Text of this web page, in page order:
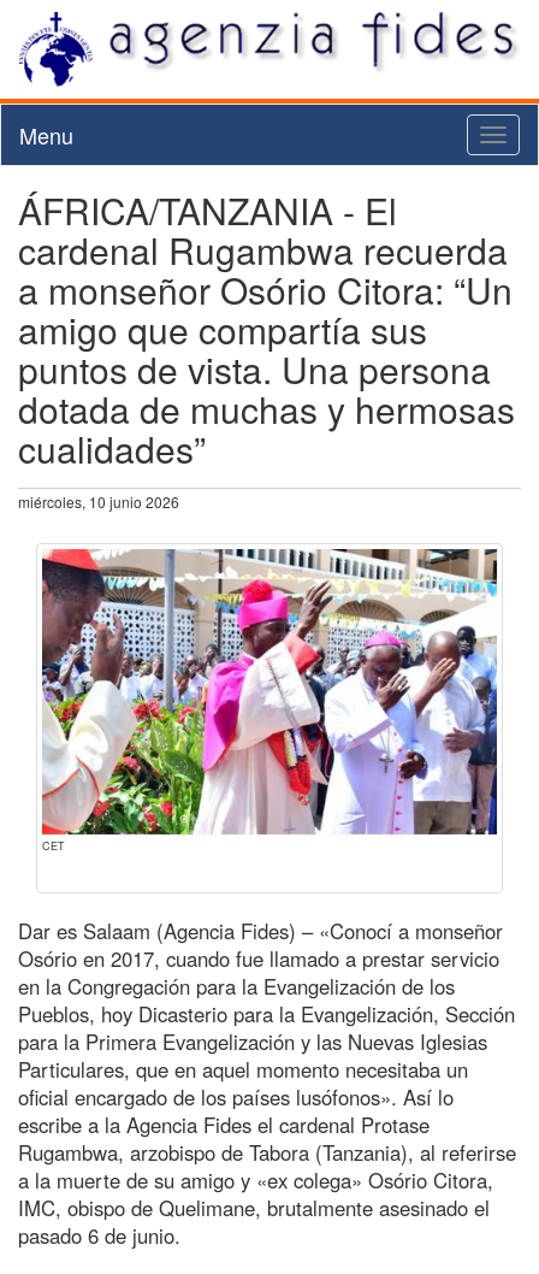
Menu
ÁFRICA/TANZANIA - El
cardenal Rugambwa recuerda
a monseñor Osório Citora: “Un
amigo que compartía sus
puntos de vista. Una persona
dotada de muchas y hermosas
cualidades”
miércoles, 10 junio 2026
CET
Dar es Salaam (Agencia Fides) – «Conocí a monseñor
Osório en 2017, cuando fue llamado a prestar servicio
en la Congregación para la Evangelización de los
Pueblos, hoy Dicasterio para la Evangelización, Sección
para la Primera Evangelización y las Nuevas Iglesias
Particulares, que en aquel momento necesitaba un
oficial encargado de los países lusófonos». Así lo
escribe a la Agencia Fides el cardenal Protase
Rugambwa, arzobispo de Tabora (Tanzania), al referirse
a la muerte de su amigo y «ex colega» Osório Citora,
IMC, obispo de Quelimane, brutalmente asesinado el
pasado 6 de junio.